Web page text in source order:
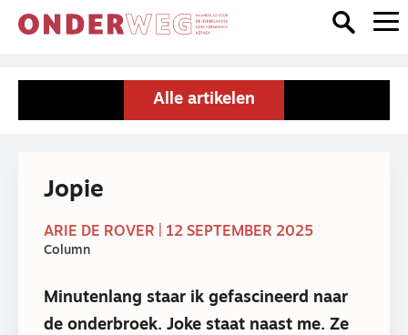
Alle artikelen
Jopie
ARIE DE ROVER | 12 SEPTEMBER 2025
Column
Minutenlang staar ik gefascineerd naar
de onderbroek. Joke staat naast me. Ze